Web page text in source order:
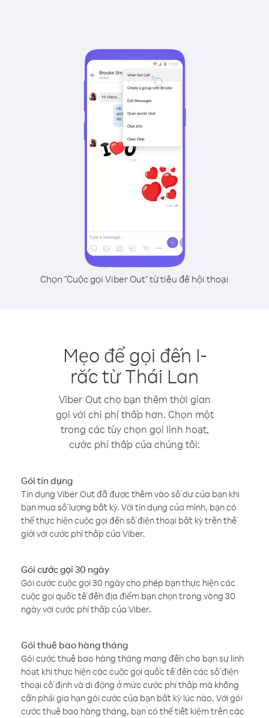
Chọn "Cuộc gọi Viber Out" từ tiêu đề hội thoại
Mẹo để gọi đến I-
rắc từ Thái Lan
Viber Out cho bạn thêm thời gian
gọi với chi phí thấp hơn. Chọn một
trong các tùy chọn gọi linh hoạt,
cước phí thấp của chúng tôi:
Gói tín dụng
Tín dụng Viber Out đã được thêm vào số dư của bạn khi
bạn mua số lượng bất kỳ. Với tín dụng của mình, bạn có
thể thực hiện cuộc gọi đến số điện thoại bất kỳ trên thế
giới với cước phí thấp của Viber.
Gói cước gọi 30 ngày
Gói cước cuộc gọi 30 ngày cho phép bạn thực hiện các
cuộc gọi quốc tế đến địa điểm bạn chọn trong vòng 30
ngày với cước phí thấp của Viber.
Gói thuê bao hàng tháng
Gói cước thuê bao hàng tháng mang đến cho bạn sự linh
hoạt khi thực hiện các cuộc gọi quốc tế đến các số điện
thoại cố định và di động ở mức cước phí thấp mà không
cần phải gia hạn gói cước của bạn bất kỳ lúc nào. Với gói
cước thuê bao hàng tháng, bạn có thể tiết kiệm trên các